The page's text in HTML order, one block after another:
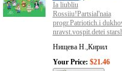
Ia liubliu
Rossiiu!Partsial'naia
progr.Patriotich.i
nravst.vospit.detei
Нищева Н.,Кирил
Your Price: $21.46